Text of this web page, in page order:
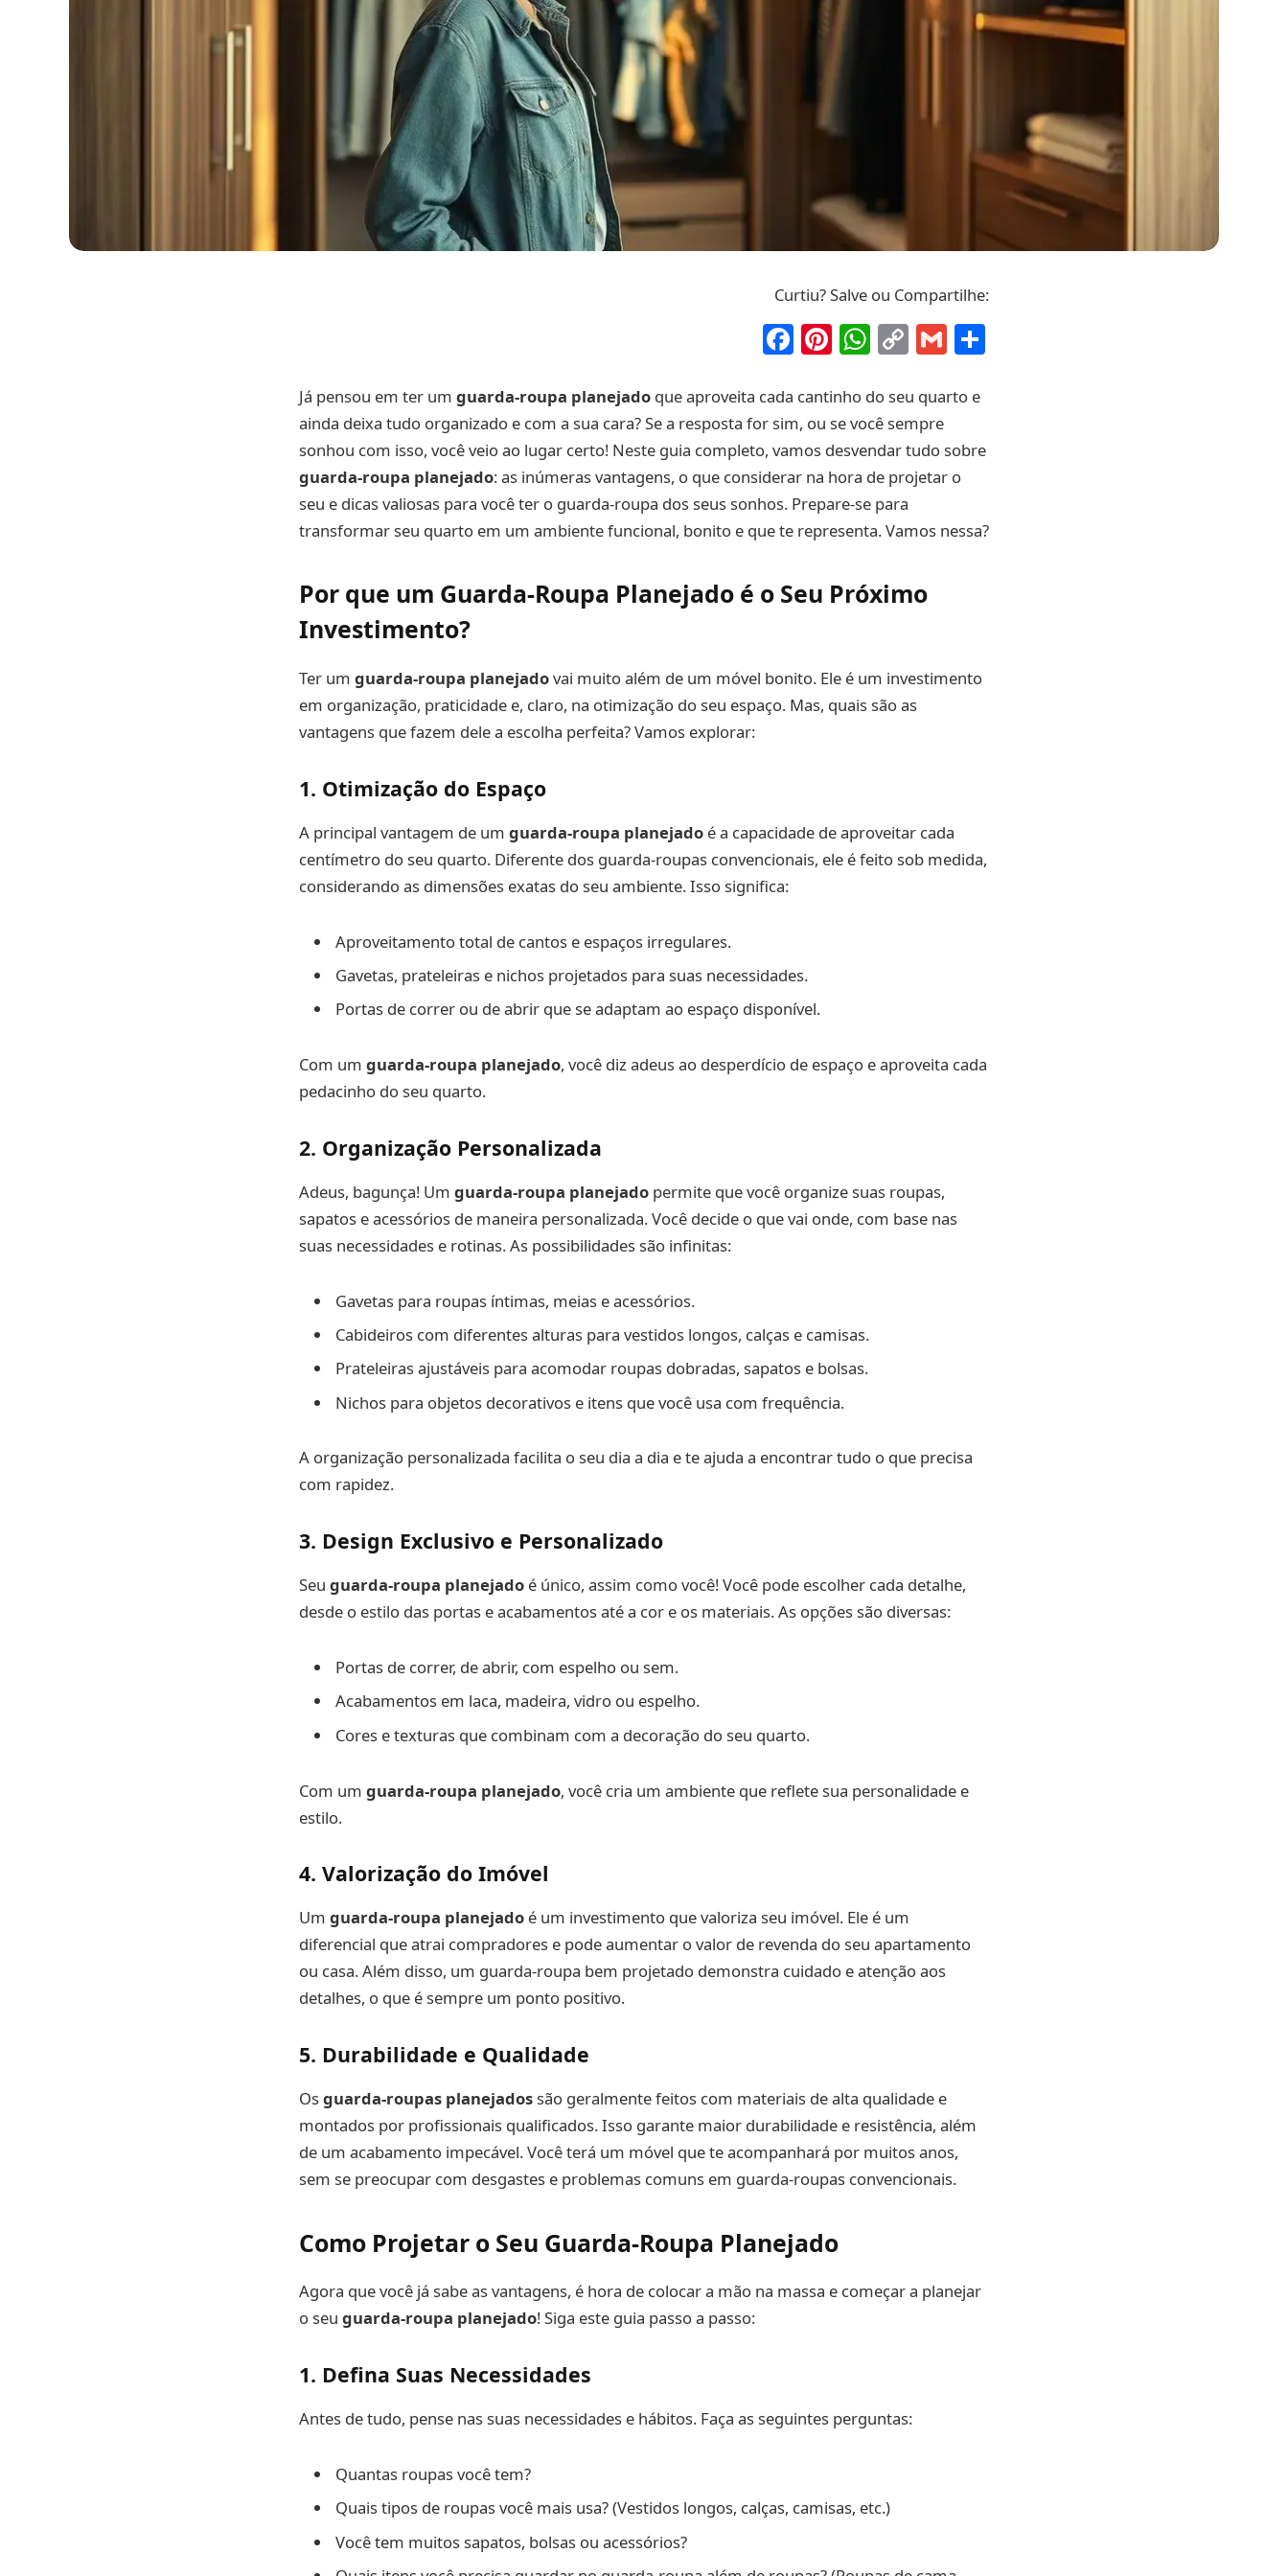
Curtiu? Salve ou Compartilhe:
Facebook
Pinterest
WhatsApp
CopyGmail
Já pensou em ter um guarda-roupa planejado que aproveita cada cantinho do seu quarto e
ainda deixa tudo organizado e com a sua cara? Se a resposta for sim, ou se você sempre
sonhou com isso, você veio ao lugar certo! Neste guia completo, vamos desvendar tudo sobre
guarda-roupa planejado: as inúmeras vantagens, o que considerar na hora de projetar o
seu e dicas valiosas para você ter o guarda-roupa dos seus sonhos. Prepare-se para
transformar seu quarto em um ambiente funcional, bonito e que te representa. Vamos nessa?
Por que um Guarda-Roupa Planejado é o Seu Próximo
Investimento?
Ter um guarda-roupa planejadovai muito além de um móvel bonito. Ele é um investimento
em organização, praticidade e, claro, na otimização do seu espaço. Mas, quais são as
vantagens que fazem dele a escolha perfeita? Vamos explorar:
1. Otimização do Espaço
A principal vantagem de um guarda-roupa planejado é a capacidade de aproveitar cada
centímetro do seu quarto. Diferente dos guarda-roupas convencionais, ele é feito sob medida,
considerando as dimensões exatas do seu ambiente. Isso significa:
Aproveitamento total de cantos e espaços irregulares.
Gavetas, prateleiras e nichos projetados para suas necessidades.
Portas de correr ou de abrir que se adaptam ao espaço disponível.
Com um guarda-roupa planejado, você diz adeus ao desperdício de espaço e aproveita cada
pedacinho do seu quarto.
2. Organização Personalizada
Adeus, bagunça! Um guarda-roupa planejado permite que você organize suas roupas,
sapatos e acessórios de maneira personalizada. Você decide o que vai onde, com base nas
suas necessidades e rotinas. As possibilidades são infinitas:
Gavetas para roupas íntimas, meias e acessórios.
Cabideiros com diferentes alturas para vestidos longos, calças e camisas.
Prateleiras ajustáveis para acomodar roupas dobradas, sapatos e bolsas.
Nichos para objetos decorativos e itens que você usa com frequência.
A organização personalizada facilita o seu dia a dia e te ajuda a encontrar tudo o que precisa
com rapidez.
3. Design Exclusivo e Personalizado
Seu guarda-roupa planejado é único, assim como você! Você pode escolher cada detalhe,
desde o estilo das portas e acabamentos até a cor e os materiais. As opções são diversas:
Portas de correr, de abrir, com espelho ou sem.
Acabamentos em laca, madeira, vidro ou espelho.
Cores e texturas que combinam com a decoração do seu quarto.
Com um guarda-roupa planejado, você cria um ambiente que reflete sua personalidade e
estilo.
4. Valorização do Imóvel
Um guarda-roupa planejado é um investimento que valoriza seu imóvel. Ele é um
diferencial que atrai compradores e pode aumentar o valor de revenda do seu apartamento
ou casa. Além disso, um guarda-roupa bem projetado demonstra cuidado e atenção aos
detalhes, o que é sempre um ponto positivo.
5. Durabilidade e Qualidade
Osguarda-roupas planejadossão geralmente feitos com materiais de alta qualidade e
montados por profissionais qualificados. Isso garante maior durabilidade e resistência, além
de um acabamento impecável. Você terá um móvel que te acompanhará por muitos anos,
sem se preocupar com desgastes e problemas comuns em guarda-roupas convencionais.
Como Projetar o Seu Guarda-Roupa Planejado
Agora que você já sabe as vantagens, é hora de colocar a mão na massa e começar a planejar
o seu guarda-roupa planejado! Siga este guia passo a passo:
1. Defina Suas Necessidades
Antes de tudo, pense nas suas necessidades e hábitos. Faça as seguintes perguntas:
Quantas roupas você tem?
Quais tipos de roupas você mais usa? (Vestidos longos, calças, camisas, etc.)
Você tem muitos sapatos, bolsas ou acessórios?